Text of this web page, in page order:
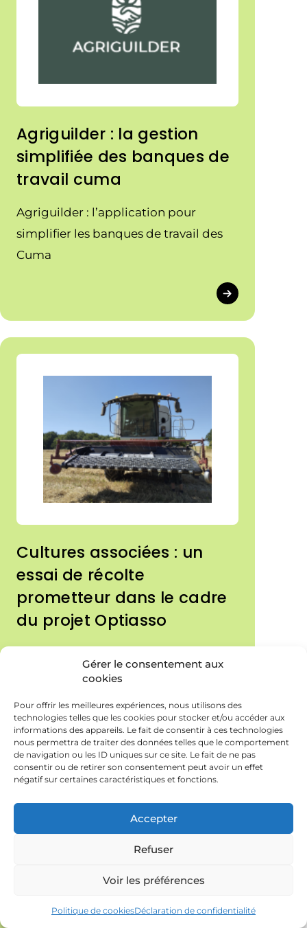
Gérer le consentement aux
cookies
Pour offrir les meilleures expériences, nous utilisons des
technologies telles que les cookies pour stocker et/ou accéder aux
informations des appareils. Le fait de consentir à ces technologies
nous permettra de traiter des données telles que le comportement
de navigation ou les ID uniques sur ce site. Le fait de ne pas
consentir ou de retirer son consentement peut avoir un effet
négatif sur certaines caractéristiques et fonctions.
Accepter
Refuser
Voir les préférences
Politique de cookiesDéclaration de confidentialité
Agriguilder : la gestion
simplifiée des banques de
travail cuma
Agriguilder : l’application pour
simplifier les banques de travail des
Cuma
Cultures associées : un
essai de récolte
prometteur dans le cadre
du projet Optiasso
cultures associées : retour sur